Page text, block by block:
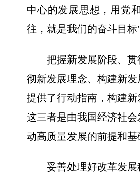
中心的发展思想，用党
往，就是我们的奋斗目
把握新发展阶段、
彻新发展理念、构建新
提供了行动指南，构建
这三者是由我国经济社
动高质量发展的前提和基
妥善处理好改革发